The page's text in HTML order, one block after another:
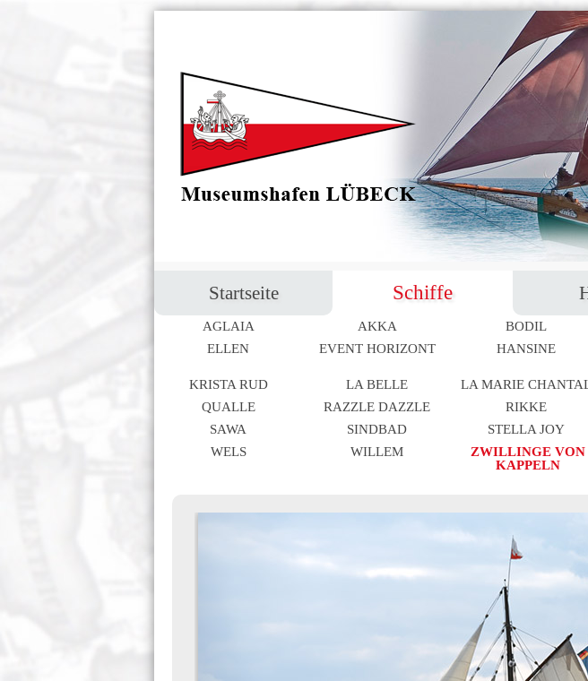
Navigation
überspringen
Startseite Schiffe
Navigation
überspringen
AGLAIA AKKA BODIL
ELLEN
EVENT HORIZONT HANSINE
KRISTA RUD
LA BELLE LA MARIE
QUALLE
RAZZLE DAZZLE RIKKE
SAWA
SINDBAD STELLA JOY
WELS
WILLEM
ZWILLINGE VON
KAPPELN